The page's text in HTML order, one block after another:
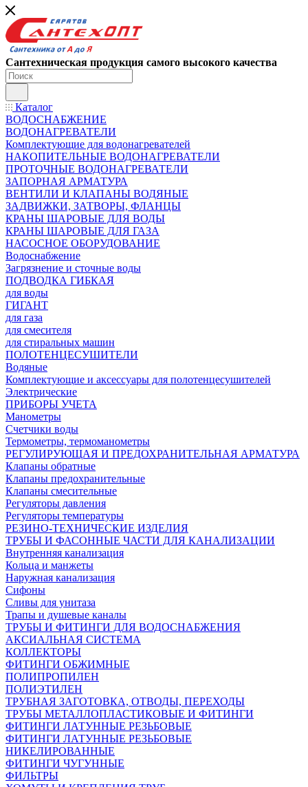
Сантехническая продукция самого высокого качества
Каталог
ВОДОСНАБЖЕНИЕ
ВОДОНАГРЕВАТЕЛИ
Комплектующие для водонагревателей
НАКОПИТЕЛЬНЫЕ ВОДОНАГРЕВАТЕЛИ
ПРОТОЧНЫЕ ВОДОНАГРЕВАТЕЛИ
ЗАПОРНАЯ АРМАТУРА
ВЕНТИЛИ И КЛАПАНЫ ВОДЯНЫЕ
ЗАДВИЖКИ, ЗАТВОРЫ, ФЛАНЦЫ
КРАНЫ ШАРОВЫЕ ДЛЯ ВОДЫ
КРАНЫ ШАРОВЫЕ ДЛЯ ГАЗА
НАСОСНОЕ ОБОРУДОВАНИЕ
Водоснабжение
Загрязнение и сточные воды
ПОДВОДКА ГИБКАЯ
для воды
ГИГАНТ
для газа
для смесителя
для стиральных машин
ПОЛОТЕНЦЕСУШИТЕЛИ
Водяные
Комплектующие и аксессуары для полотенцесушителей
Электрические
ПРИБОРЫ УЧЕТА
Манометры
Счетчики воды
Термометры, термоманометры
РЕГУЛИРУЮЩАЯ И ПРЕДОХРАНИТЕЛЬНАЯ АРМАТУРА
Клапаны обратные
Клапаны предохранительные
Клапаны смесительные
Регуляторы давления
Регуляторы температуры
РЕЗИНО-ТЕХНИЧЕСКИЕ ИЗДЕЛИЯ
ТРУБЫ И ФАСОННЫЕ ЧАСТИ ДЛЯ КАНАЛИЗАЦИИ
Внутренняя канализация
Кольца и манжеты
Наружная канализация
Сифоны
Сливы для унитаза
Трапы и душевые каналы
ТРУБЫ И ФИТИНГИ ДЛЯ ВОДОСНАБЖЕНИЯ
АКСИАЛЬНАЯ СИСТЕМА
КОЛЛЕКТОРЫ
ФИТИНГИ ОБЖИМНЫЕ
ПОЛИПРОПИЛЕН
ПОЛИЭТИЛЕН
ТРУБНАЯ ЗАГОТОВКА, ОТВОДЫ, ПЕРЕХОДЫ
ТРУБЫ МЕТАЛЛОПЛАСТИКОВЫЕ И ФИТИНГИ
ФИТИНГИ ЛАТУННЫЕ РЕЗЬБОВЫЕ
ФИТИНГИ ЛАТУННЫЕ РЕЗЬБОВЫЕ
НИКЕЛИРОВАННЫЕ
ФИТИНГИ ЧУГУННЫЕ
ФИЛЬТРЫ